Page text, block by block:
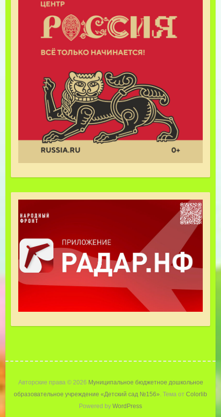
Авторские права © 2026 Муниципальное бюджетное дошкольное
образовательное учреждение «Детский cад №156». Тема от Colorlib
Powered by WordPress